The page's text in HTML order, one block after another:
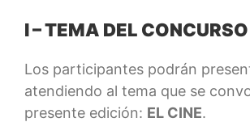
I – TEMA DEL CONCURSO
Los participantes podrán
atendiendo al tema que se
presente edición: EL CINE.